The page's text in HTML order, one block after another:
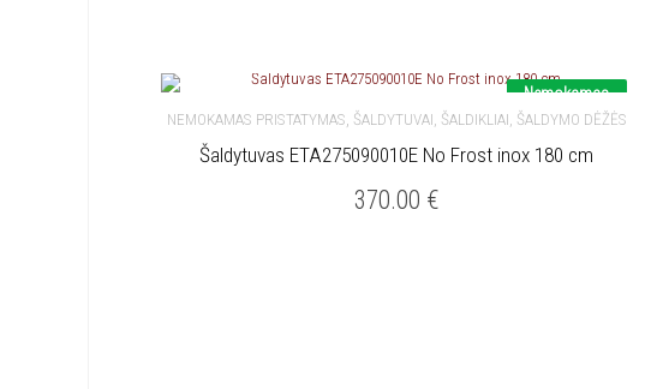
Nemokamas
pristatymas
Į KREPŠELĮ
NEMOKAMAS PRISTATYMAS, ŠALDYTUVAI, ŠALDIKLIAI, ŠALDYMO DĖŽĖS
Šaldytuvas ETA275090010E No Frost inox 180 cm
370.00 €